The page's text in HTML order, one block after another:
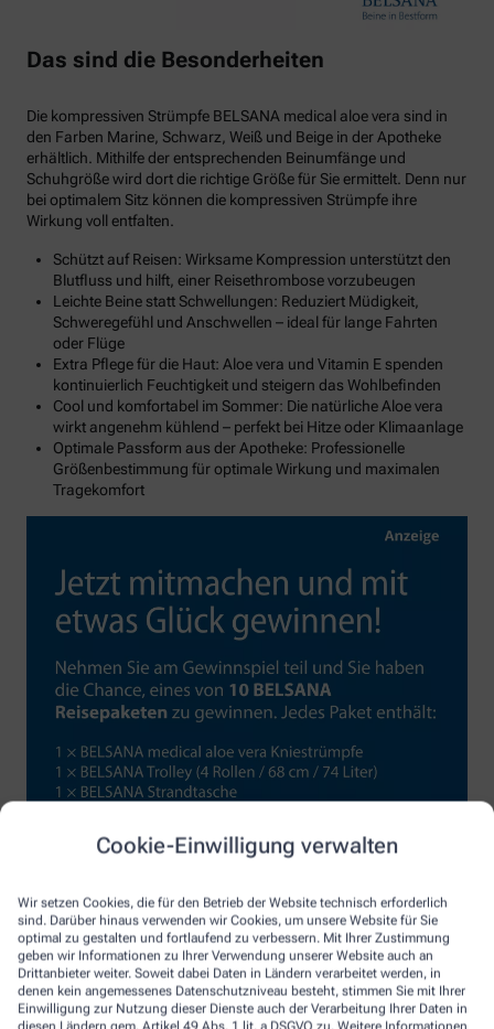
Cookie-Einwilligung verwalten
Wir setzen Cookies, die für den Betrieb der Website technisch erforderlich
sind. Darüber hinaus verwenden wir Cookies, um unsere Website für Sie
optimal zu gestalten und fortlaufend zu verbessern. Mit Ihrer Zustimmung
geben wir Informationen zu Ihrer Verwendung unserer Website auch an
Drittanbieter weiter. Soweit dabei Daten in Ländern verarbeitet werden, in
denen kein angemessenes Datenschutzniveau besteht, stimmen Sie mit Ihrer
Einwilligung zur Nutzung dieser Dienste auch der Verarbeitung Ihrer Daten in
Das sind die Besonderheiten
Die kompressiven Strümpfe BELSANA medical aloe vera sind in
den Farben Marine, Schwarz, Weiß und Beige in der Apotheke
erhältlich. Mithilfe der entsprechenden Beinumfänge und
Schuhgröße wird dort die richtige Größe für Sie ermittelt. Denn nur
bei optimalem Sitz können die kompressiven Strümpfe ihre
Wirkung voll entfalten.
Schützt auf Reisen: Wirksame Kompression unterstützt den
Blutfluss und hilft, einer Reisethrombose vorzubeugen
Leichte Beine statt Schwellungen: Reduziert Müdigkeit,
Schweregefühl und Anschwellen – ideal für lange Fahrten
oder Flüge
Extra Pflege für die Haut: Aloe vera und Vitamin E spenden
kontinuierlich Feuchtigkeit und steigern das Wohlbefinden
Cool und komfortabel im Sommer: Die natürliche Aloe vera
wirkt angenehm kühlend – perfekt bei Hitze oder Klimaanlage
Optimale Passform aus der Apotheke: Professionelle
Größenbestimmung für optimale Wirkung und maximalen
Tragekomfort